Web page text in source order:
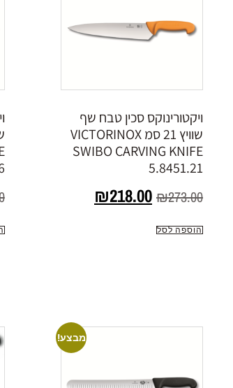
ויקטורינוקס סכין טבח שף
שוויץ 21 סמ VICTORINOX
SWIBO CARVING KNIFE
5.8451.21
₪273.00
₪218.00
הוספה לסל
מבצע!